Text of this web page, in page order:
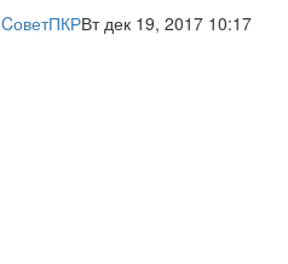
CоветПКРВт дек 19, 2017 10:17